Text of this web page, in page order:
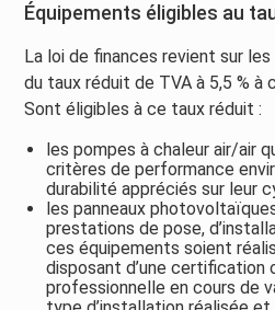
Équipements éligibles au
La loi de finances revient sur
du taux réduit de TVA à 5,5 % à
Sont éligibles à ce taux réduit :
les pompes à chaleur air/air
critères de performance
durabilité appréciés sur leur
les panneaux
prestations de pose,
ces équipements soient
disposant d’une certification
professionnelle en cours de